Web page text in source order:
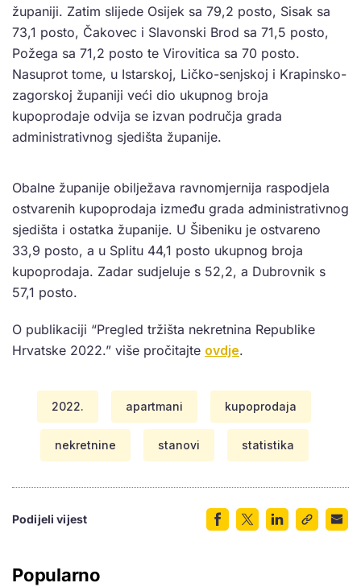
županiji. Zatim slijede Osijek sa 79,2 posto, Sisak sa
73,1 posto, Čakovec i Slavonski Brod sa 71,5 posto,
Požega sa 71,2 posto te Virovitica sa 70 posto.
Nasuprot tome, u Istarskoj, Ličko-senjskoj i Krapinsko-
zagorskoj županiji veći dio ukupnog broja
kupoprodaje odvija se izvan područja grada
administrativnog sjedišta županije.
Obalne županije obilježava ravnomjernija raspodjela
ostvarenih kupoprodaja između grada administrativnog
sjedišta i ostatka županije. U Šibeniku je ostvareno
33,9 posto, a u Splitu 44,1 posto ukupnog broja
kupoprodaja. Zadar sudjeluje s 52,2, a Dubrovnik s
57,1 posto.
O publikaciji “Pregled tržišta nekretnina Republike
Hrvatske 2022.” više pročitajte ovdje.
2022. apartmani kupoprodaja
nekretnine stanovi statistika
Podijeli vijest
Popularno